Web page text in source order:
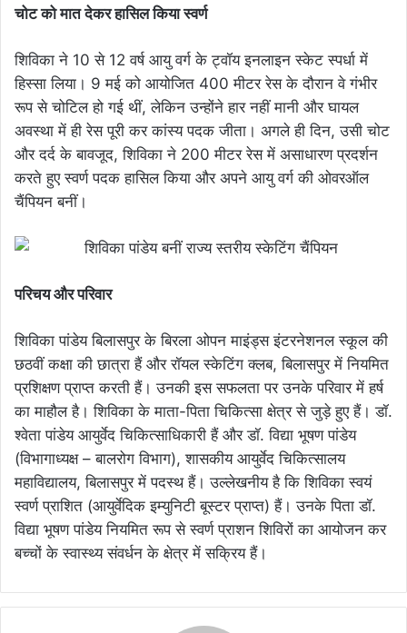
चोट को मात देकर हासिल किया स्वर्ण
शिविका ने 10 से 12 वर्ष आयु वर्ग के ट्वॉय इनलाइन स्केट स्पर्धा में
हिस्सा लिया। 9 मई को आयोजित 400 मीटर रेस के दौरान वे गंभीर
रूप से चोटिल हो गई थीं, लेकिन उन्होंने हार नहीं मानी और घायल
अवस्था में ही रेस पूरी कर कांस्य पदक जीता। अगले ही दिन, उसी चोट
और दर्द के बावजूद, शिविका ने 200 मीटर रेस में असाधारण प्रदर्शन
करते हुए स्वर्ण पदक हासिल किया और अपने आयु वर्ग की ओवरऑल
चैंपियन बनीं।
परिचय और परिवार
शिविका पांडेय बिलासपुर के बिरला ओपन माइंड्स इंटरनेशनल स्कूल की
छठवीं कक्षा की छात्रा हैं और रॉयल स्केटिंग क्लब, बिलासपुर में नियमित
प्रशिक्षण प्राप्त करती हैं। उनकी इस सफलता पर उनके परिवार में हर्ष
का माहौल है। शिविका के माता-पिता चिकित्सा क्षेत्र से जुड़े हुए हैं। डॉ.
श्वेता पांडेय आयुर्वेद चिकित्साधिकारी हैं और डॉ. विद्या भूषण पांडेय
(विभागाध्यक्ष – बालरोग विभाग), शासकीय आयुर्वेद चिकित्सालय
महाविद्यालय, बिलासपुर में पदस्थ हैं। उल्लेखनीय है कि शिविका स्वयं
स्वर्ण प्राशित (आयुर्वेदिक इम्युनिटी बूस्टर प्राप्त) हैं। उनके पिता डॉ.
विद्या भूषण पांडेय नियमित रूप से स्वर्ण प्राशन शिविरों का आयोजन कर
बच्चों के स्वास्थ्य संवर्धन के क्षेत्र में सक्रिय हैं।